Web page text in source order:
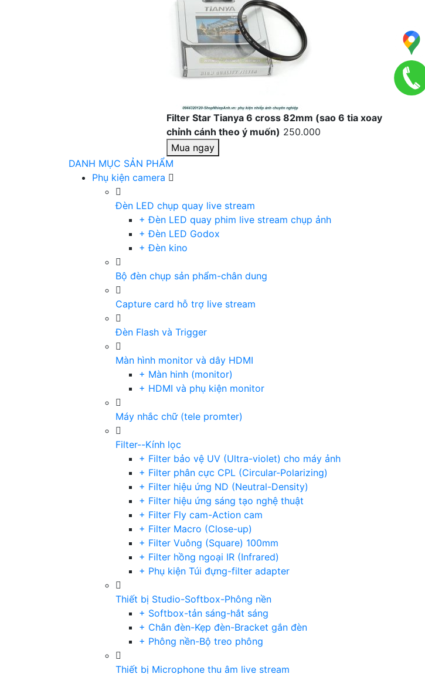
Filter Star Tianya 6 cross 82mm (sao 6 tia xoay
chỉnh cánh theo ý muốn) 250.000
Mua ngay
DANH MỤC SẢN PHẨM
Phụ kiện camera
Đèn LED chụp quay live stream
+ Đèn LED quay phim live stream chụp ảnh
+ Đèn LED Godox
+ Đèn kino
Bộ đèn chụp sản phẩm-chân dung
Capture card hỗ trợ live stream
Đèn Flash và Trigger
Màn hình monitor và dây HDMI
+ Màn hinh (monitor)
+ HDMI và phụ kiện monitor
Máy nhắc chữ (tele promter)
Filter--Kính lọc
+ Filter bảo vệ UV (Ultra-violet) cho máy ảnh
+ Filter phân cực CPL (Circular-Polarizing)
+ Filter hiệu ứng ND (Neutral-Density)
+ Filter hiệu ứng sáng tạo nghệ thuật
+ Filter Fly cam-Action cam
+ Filter Macro (Close-up)
+ Filter Vuông (Square) 100mm
+ Filter hồng ngoại IR (Infrared)
+ Phụ kiện Túi đựng-filter adapter
Thiết bị Studio-Softbox-Phông nền
+ Softbox-tản sáng-hắt sáng
+ Chân đèn-Kẹp đèn-Bracket gắn đèn
+ Phông nền-Bộ treo phông
Thiết bị Microphone thu âm live stream